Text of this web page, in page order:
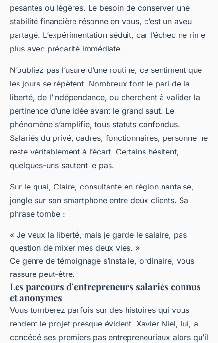
pesantes ou légères. Le besoin de conserver une
stabilité financière résonne en vous, c’est un aveu
partagé. L’expérimentation séduit, car l’échec ne rime
plus avec précarité immédiate.
N’oubliez pas l’usure d’une routine, ce sentiment que
les jours se répètent. Nombreux font le pari de la
liberté, de l’indépendance, ou cherchent à valider la
pertinence d’une idée avant le grand saut. Le
phénomène s’amplifie, tous statuts confondus.
Salariés du privé, cadres, fonctionnaires, personne ne
reste véritablement à l’écart. Certains hésitent,
quelques-uns sautent le pas.
Sur le quai, Claire, consultante en région nantaise,
jongle sur son smartphone entre deux clients. Sa
phrase tombe :
« Je veux la liberté, mais je garde le salaire, pas
question de mixer mes deux vies. »
Ce genre de témoignage s’installe, ordinaire, vous
rassure peut-être.
Les parcours d’entrepreneurs salariés connus
et anonymes
Vous tomberez parfois sur des histoires qui vous
rendent le projet presque évident. Xavier Niel, lui, a
concédé ses premiers pas entrepreneuriaux alors qu’il